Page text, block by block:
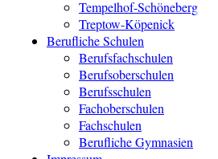
Tempelhof-Schöneberg
Treptow-Köpenick
Berufliche Schulen
Berufsfachschulen
Berufsoberschulen
Berufsschulen
Fachoberschulen
Fachschulen
Berufliche Gymnasien